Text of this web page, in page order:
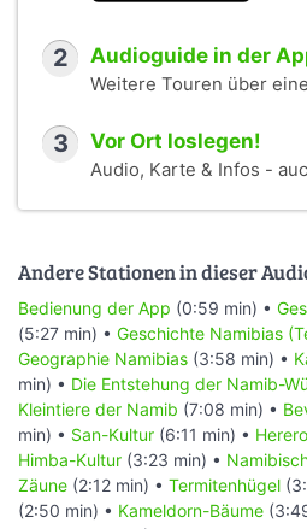
2 Audioguide in der
Weitere Touren über
3 Vor Ort loslegen!
Audio, Karte & Infos -
Andere Stationen in dieser
Bedienung der App (0:59 min) •
(5:27 min) • Geschichte Namibias
Geographie Namibias (3:58 min) •
min) • Die Entstehung der Namib-
Kleintiere der Namib (7:08 min) •
min) • San-Kultur (6:11 min) •
Himba-Kultur (3:23 min) •
Zäune (2:12 min) • Termitenhügel
(2:50 min) • Kameldorn-Bäume